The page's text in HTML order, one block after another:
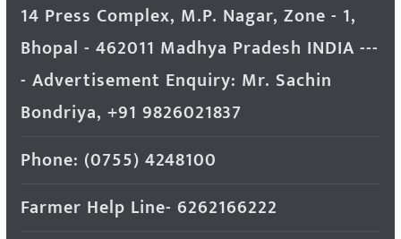
14 Press Complex, M.P. Nagar, Zone - 1,
Bhopal - 462011 Madhya Pradesh INDIA ---
- Advertisement Enquiry: Mr. Sachin
Bondriya, +91 9826021837
Phone: (0755) 4248100
Farmer Help Line- 6262166222